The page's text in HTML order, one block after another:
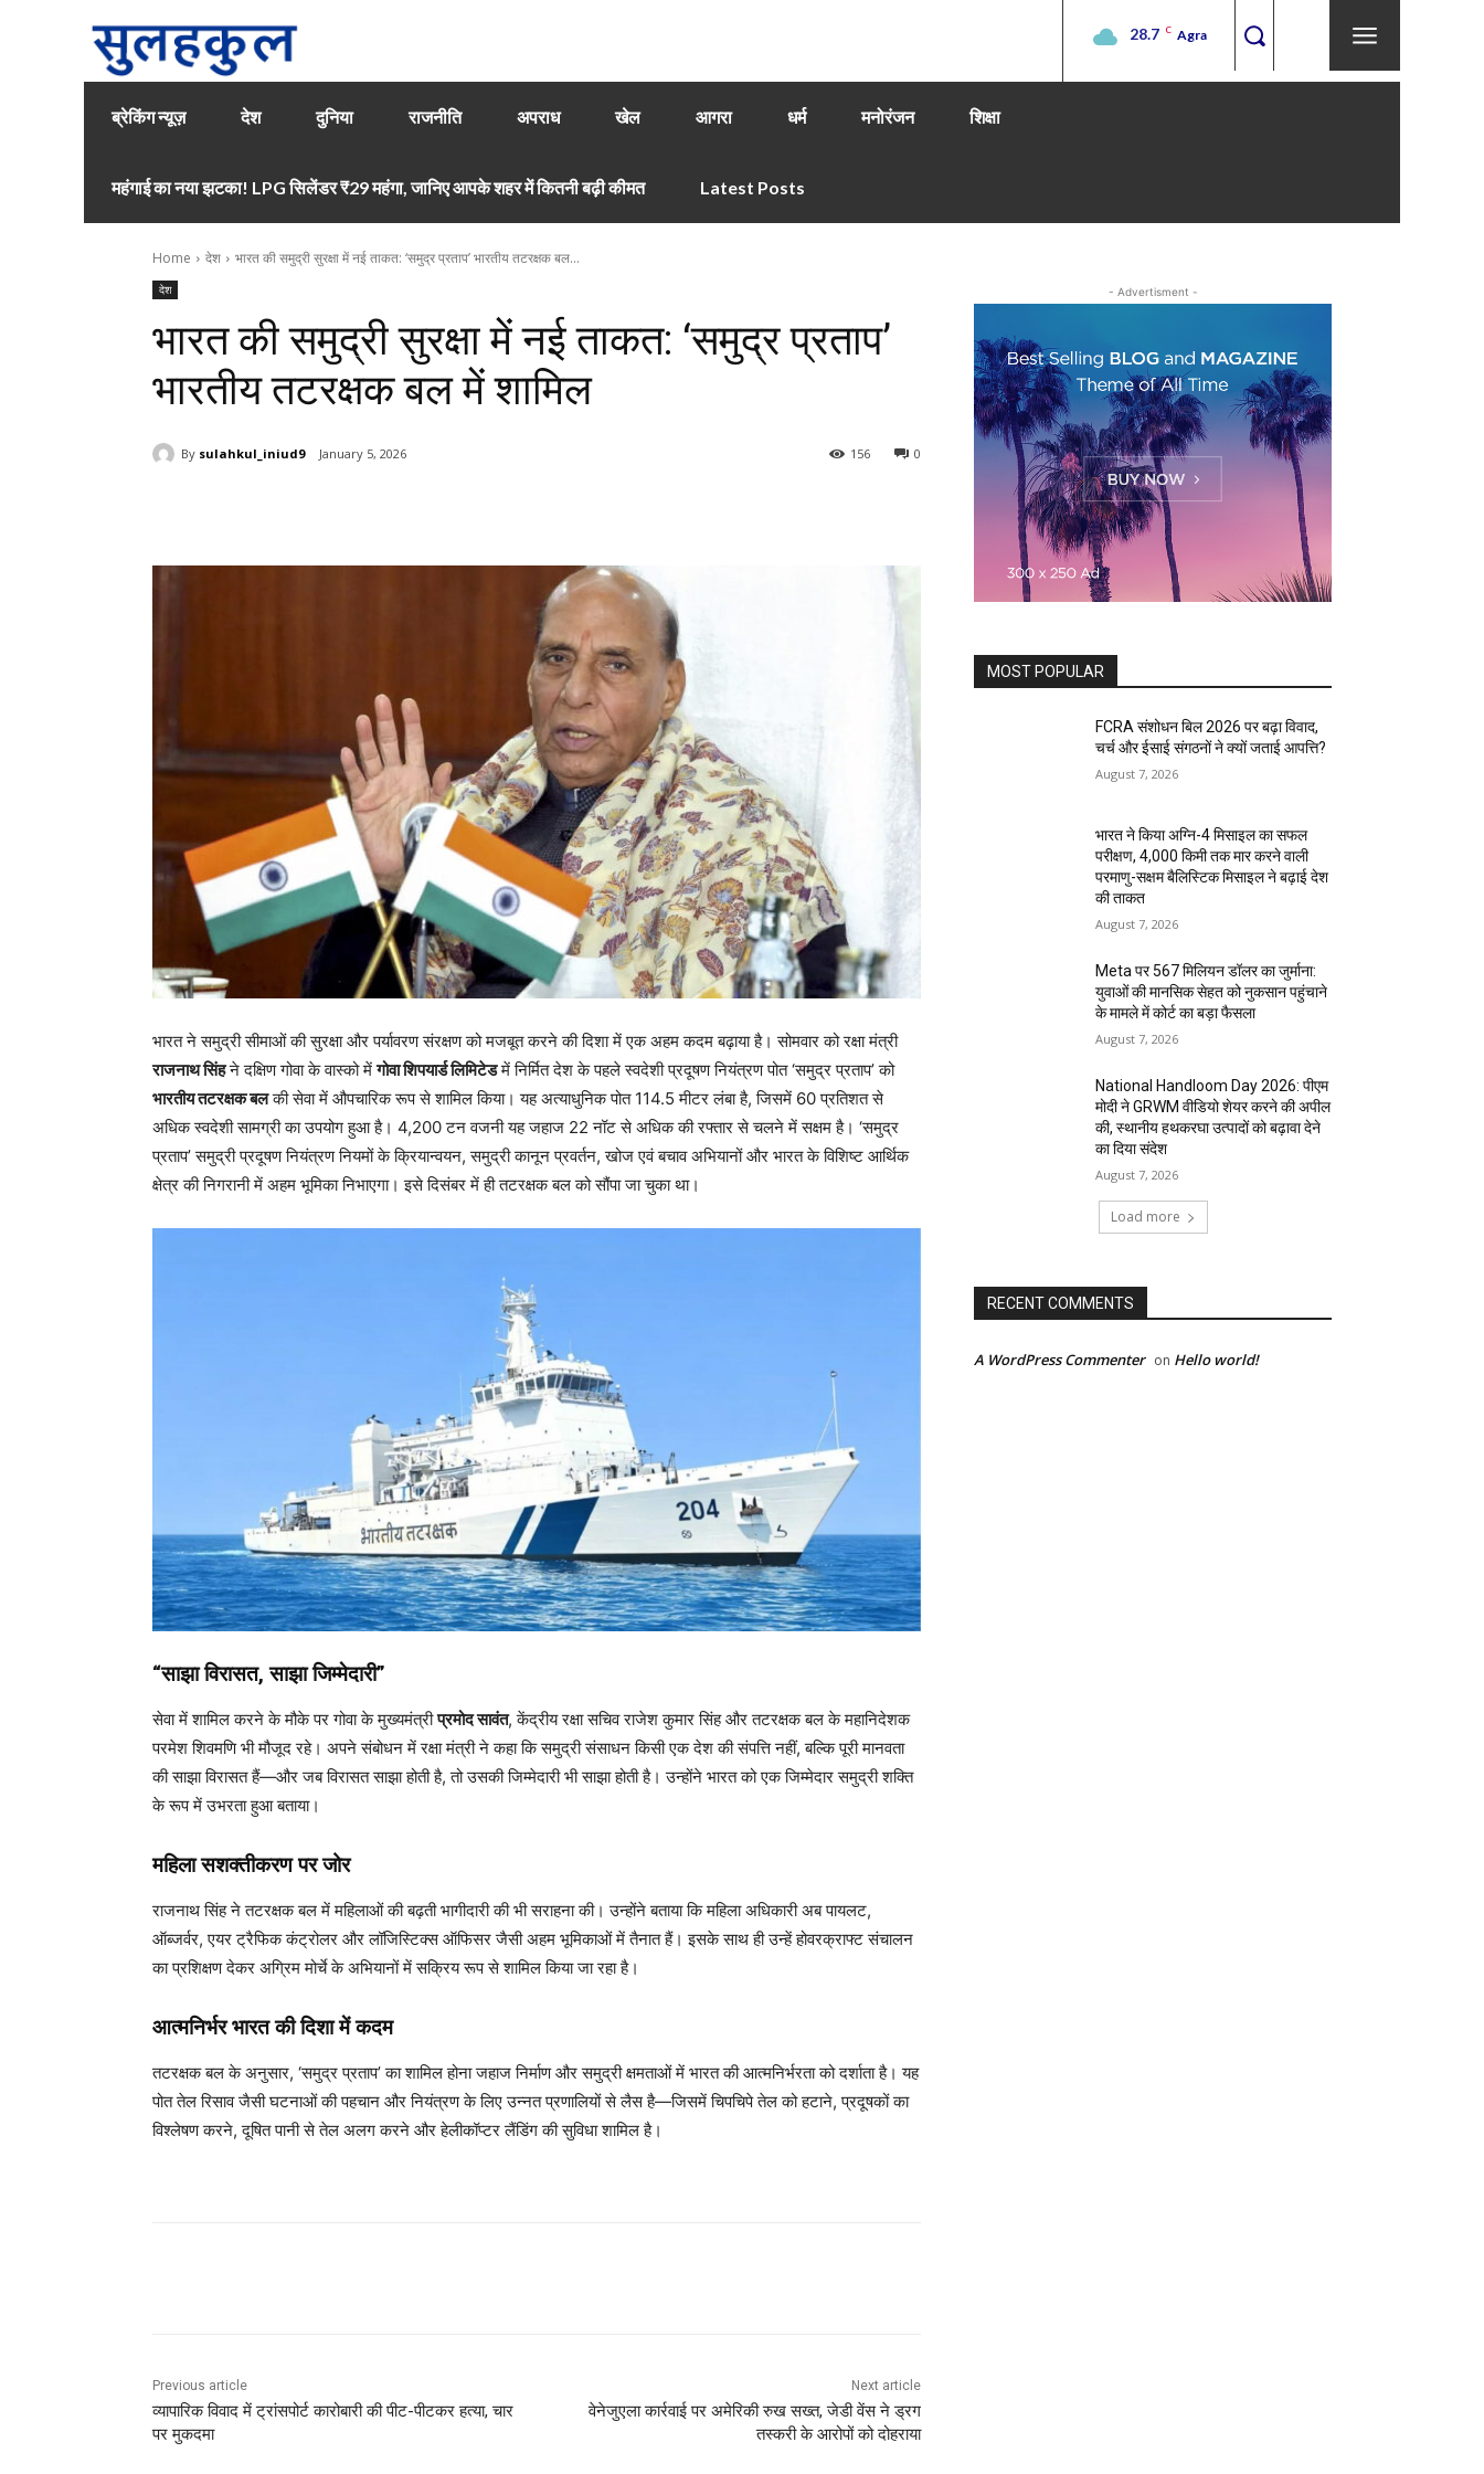
28.7 C Agra
ब्रेकिंग न्यूज़ देश दुनिया राजनीति अपराध खेल आगरा धर्म मनोरंजन शिक्षा
महंगाई का नया झटका! LPG सिलेंडर ₹29 महंगा, जानिए आपके शहर में कितनी बढ़ी कीमत Latest Posts
Home देश भारत की समुद्री सुरक्षा में नई ताकत: ‘समुद्र प्रताप’ भारतीय तटरक्षक बल...
देश
भारत की समुद्री सुरक्षा में नई ताकत: ‘समुद्र प्रताप’
भारतीय तटरक्षक बल में शामिल
By sulahkul_iniud9 January 5, 2026 0
156
भारत ने समुद्री सीमाओं की सुरक्षा और पर्यावरण संरक्षण को मजबूत करने की दिशा में एक अहम कदम बढ़ाया है। सोमवार को रक्षा मंत्री
राजनाथ सिंहने दक्षिण गोवा के वास्को मेंगोवा शिपयार्ड लिमिटेडमें निर्मित देश के पहले स्वदेशी प्रदूषण नियंत्रण पोत ‘समुद्र प्रताप’ को
भारतीय तटरक्षक बलकी सेवा में औपचारिक रूप से शामिल किया। यह अत्याधुनिक पोत 114.5 मीटर लंबा है, जिसमें 60 प्रतिशत से
अधिक स्वदेशी सामग्री का उपयोग हुआ है। 4,200 टन वजनी यह जहाज 22 नॉट से अधिक की रफ्तार से चलने में सक्षम है। ‘समुद्र
प्रताप’ समुद्री प्रदूषण नियंत्रण नियमों के क्रियान्वयन, समुद्री कानून प्रवर्तन, खोज एवं बचाव अभियानों और भारत के विशिष्ट आर्थिक
क्षेत्र की निगरानी में अहम भूमिका निभाएगा। इसे दिसंबर में ही तटरक्षक बल को सौंपा जा चुका था।
“साझा विरासत, साझा जिम्मेदारी”
सेवा में शामिल करने के मौके पर गोवा के मुख्यमंत्रीप्रमोद सावंत, केंद्रीय रक्षा सचिव राजेश कुमार सिंह और तटरक्षक बल के महानिदेशक
परमेश शिवमणि भी मौजूद रहे। अपने संबोधन में रक्षा मंत्री ने कहा कि समुद्री संसाधन किसी एक देश की संपत्ति नहीं, बल्कि पूरी मानवता
की साझा विरासत हैं—और जब विरासत साझा होती है, तो उसकी जिम्मेदारी भी साझा होती है। उन्होंने भारत को एक जिम्मेदार समुद्री शक्ति
के रूप में उभरता हुआ बताया।
महिला सशक्तीकरण पर जोर
राजनाथ सिंह ने तटरक्षक बल में महिलाओं की बढ़ती भागीदारी की भी सराहना की। उन्होंने बताया कि महिला अधिकारी अब पायलट,
ऑब्जर्वर, एयर ट्रैफिक कंट्रोलर और लॉजिस्टिक्स ऑफिसर जैसी अहम भूमिकाओं में तैनात हैं। इसके साथ ही उन्हें होवरक्राफ्ट संचालन
का प्रशिक्षण देकर अग्रिम मोर्चे के अभियानों में सक्रिय रूप से शामिल किया जा रहा है।
आत्मनिर्भर भारत की दिशा में कदम
तटरक्षक बल के अनुसार, ‘समुद्र प्रताप’ का शामिल होना जहाज निर्माण और समुद्री क्षमताओं में भारत की आत्मनिर्भरता को दर्शाता है। यह
पोत तेल रिसाव जैसी घटनाओं की पहचान और नियंत्रण के लिए उन्नत प्रणालियों से लैस है—जिसमें चिपचिपे तेल को हटाने, प्रदूषकों का
विश्लेषण करने, दूषित पानी से तेल अलग करने और हेलीकॉप्टर लैंडिंग की सुविधा शामिल है।
Previous article
व्यापारिक विवाद में ट्रांसपोर्ट कारोबारी की पीट-पीटकर हत्या, चार
पर मुकदमा
Next article
वेनेजुएला कार्रवाई पर अमेरिकी रुख सख्त, जेडी वेंस ने ड्रग
तस्करी के आरोपों को दोहराया
- Advertisment -
MOST POPULAR
FCRA संशोधन बिल 2026 पर बढ़ा विवाद,
चर्च और ईसाई संगठनों ने क्यों जताई आपत्ति?
August 7, 2026
भारत ने किया अग्नि-4 मिसाइल का सफल
परीक्षण, 4,000 किमी तक मार करने वाली
परमाणु-सक्षम बैलिस्टिक मिसाइल ने बढ़ाई देश
की ताकत
August 7, 2026
Meta पर 567 मिलियन डॉलर का जुर्माना:
युवाओं की मानसिक सेहत को नुकसान पहुंचाने
के मामले में कोर्ट का बड़ा फैसला
August 7, 2026
National Handloom Day 2026: पीएम
मोदी ने GRWM वीडियो शेयर करने की अपील
की, स्थानीय हथकरघा उत्पादों को बढ़ावा देने
का दिया संदेश
August 7, 2026
Load more
RECENT COMMENTS
A WordPress Commenter on Hello world!